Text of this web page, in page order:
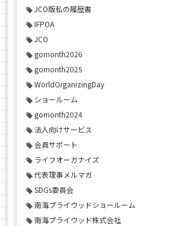
JCO版私の履歴書
IFPOA
JCO
gomonth2026
gomonth2025
WorldOrganizingDay
ショールーム
gomonth2024
法人向けサービス
会員サポート
ライフオーガナイズ
代表理事メルマガ
SDGs委員会
南海プライウッドショールーム
南海プライウッド株式会社